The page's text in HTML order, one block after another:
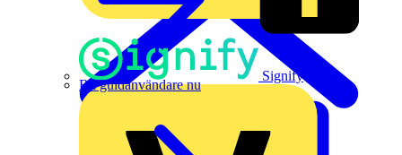
Signify
Bli guldanvändare nu